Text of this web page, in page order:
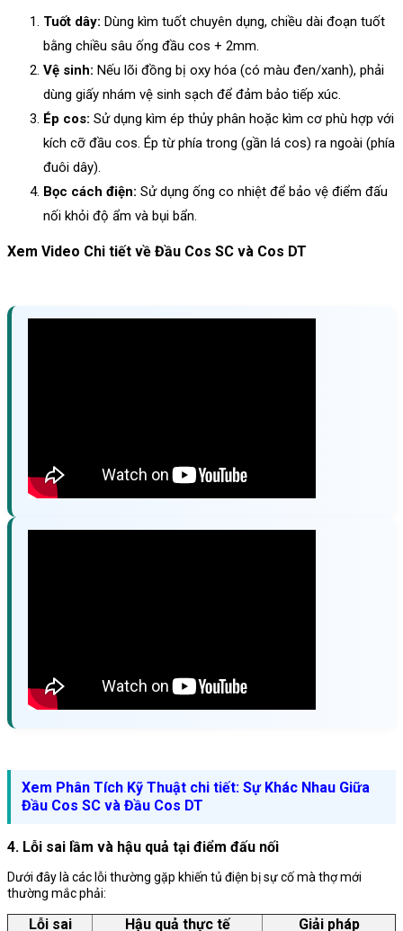
Tuốt dây: Dùng kìm tuốt chuyên dụng, chiều dài đoạn tuốt
bằng chiều sâu ống đầu cos + 2mm.
Vệ sinh: Nếu lõi đồng bị oxy hóa (có màu đen/xanh), phải
dùng giấy nhám vệ sinh sạch để đảm bảo tiếp xúc.
Ép cos: Sử dụng kìm ép thủy phân hoặc kìm cơ phù hợp với
kích cỡ đầu cos. Ép từ phía trong (gần lá cos) ra ngoài (phía
đuôi dây).
Bọc cách điện: Sử dụng ống co nhiệt để bảo vệ điểm đấu
nối khỏi độ ẩm và bụi bẩn.
Xem Video Chi tiết về Đầu Cos SC và Cos DT
Xem Phân Tích Kỹ Thuật chi tiết: Sự Khác Nhau Giữa
Đầu Cos SC và Đầu Cos DT
4. Lỗi sai lầm và hậu quả tại điểm đấu nối
Dưới đây là các lỗi thường gặp khiến tủ điện bị sự cố mà thợ mới
thường mắc phải:
Lỗi sai Hậu quả thực tế
Giải pháp